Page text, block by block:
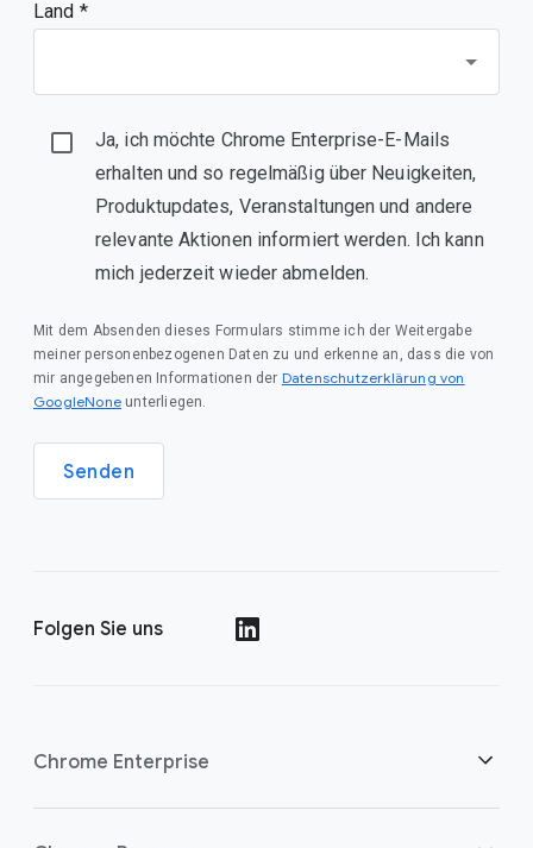
Land *
Ja, ich möchte Chrome Enterprise-E-Mails
erhalten und so regelmäßig über Neuigkeiten,
Produktupdates, Veranstaltungen und andere
relevante Aktionen informiert werden. Ich kann
mich jederzeit wieder abmelden.
Mit dem Absenden dieses Formulars stimme ich der Weitergabe
meiner personenbezogenen Daten zu und erkenne an, dass die von
mir angegebenen Informationen der Datenschutzerklärung von
GoogleNone unterliegen.
Senden
Folgen Sie uns
Chrome Enterprise